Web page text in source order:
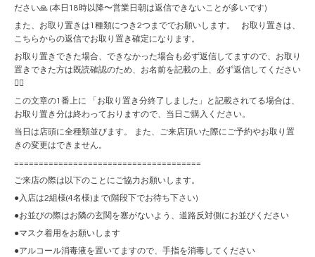
ださい🙏 (本日18時以降〜営業日朝は返信できないことが多いです)
また、お取り置きは1種類につき2つまででお願いします。 お取り置きは、
こちらからの返信でお取り置き確定になります。
お取り置きできた場合、できなかった場合も必ず返信してますので、お取り
置きできた方は既読確認のため、お名前を記載の上、必ず返信してください
🙇‍♀️
この文章の1番上に 「お取り置き分終了しました」と記載されてる場合は、
お取り置き分は終わっておりますので、当日ご購入ください。
当日は店頭に全種類並びます。 また、ご来店頂いた際にご予約やお取り置
きの変更はできません。
======================================
ご来店の際は以下のことにご協力お願いします。
●入店は2組様(4名様)まで(階段下でお待ち下さい)
●お並びの際はお隣の玄関を塞がないよう、道路反対側にお並びください
●マスク着用をお願いします
●アルコール消毒液を置いてますので、手指を消毒してください